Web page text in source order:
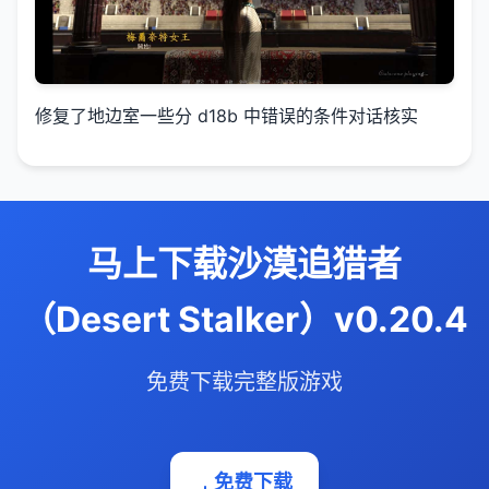
修复了地边室一些分 d18b 中错误的条件对话核实
马上下载沙漠追猎者
（Desert Stalker）v0.20.4
免费下载完整版游戏
免费下载